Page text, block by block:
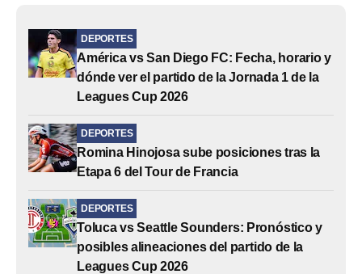
DEPORTES
América vs San Diego FC: Fecha, horario y
dónde ver el partido de la Jornada 1 de la
Leagues Cup 2026
DEPORTES
Romina Hinojosa sube posiciones tras la
Etapa 6 del Tour de Francia
DEPORTES
Toluca vs Seattle Sounders: Pronóstico y
posibles alineaciones del partido de la
Leagues Cup 2026